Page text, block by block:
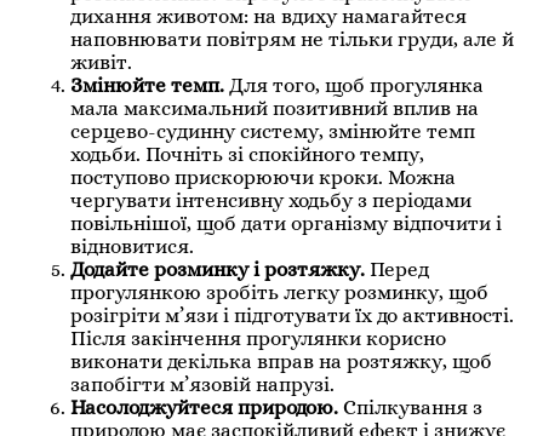
дихання животом: на вдиху намагайтеся
наповнювати повітрям не тільки груди, але й
живіт.
Змінюйте темп. Для того, щоб прогулянка
мала максимальний позитивний вплив на
серцево-судинну систему, змінюйте темп
ходьби. Почніть зі спокійного темпу,
поступово прискорюючи кроки. Можна
чергувати інтенсивну ходьбу з періодами
повільнішої, щоб дати організму відпочити і
відновитися.
Додайте розминку і розтяжку. Перед
прогулянкою зробіть легку розминку, щоб
розігріти м’язи і підготувати їх до активності.
Після закінчення прогулянки корисно
виконати декілька вправ на розтяжку, щоб
запобігти м’язовій напрузі.
Насолоджуйтеся природою. Спілкування з
природою має заспокійливий ефект і знижує